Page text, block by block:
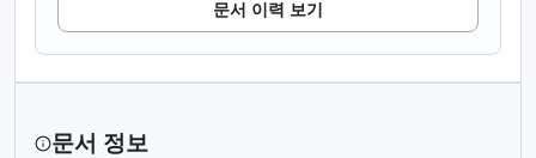
문서 이력 보기
문서 정보